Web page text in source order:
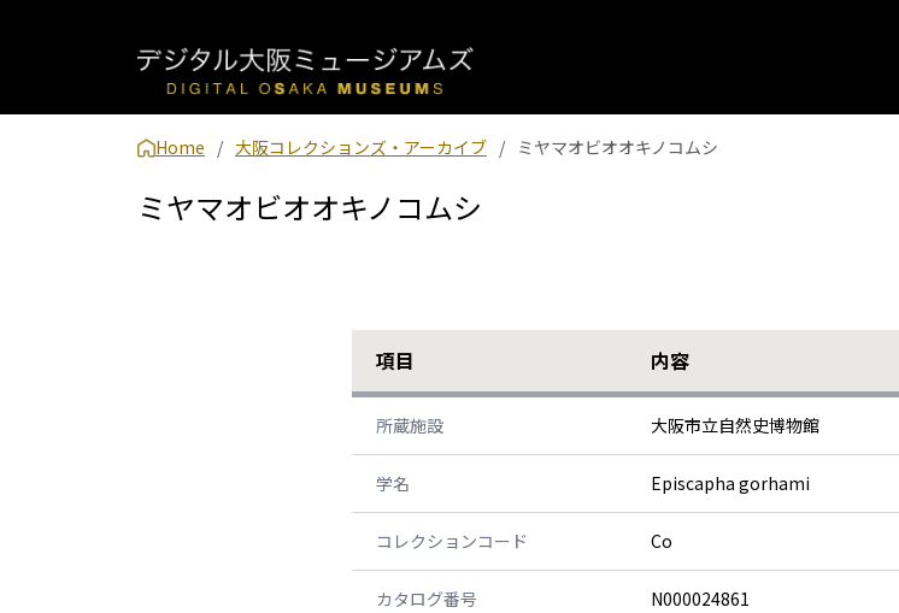
Home 大阪コレクションズ・アーカイブ ミヤマオビオオキノコムシ
ミヤマオビオオキノコムシ
項目 内容
所蔵施設 大阪市立自然史博物館
学名 Episcapha gorhami
コレクションコード Co
カタログ番号 N000024861